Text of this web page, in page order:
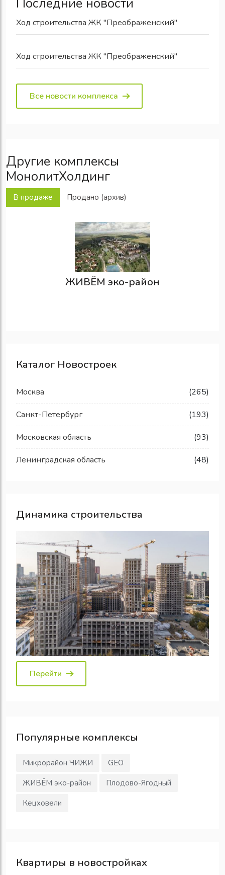
Ход строительства ЖК "Преображенский"
Ход строительства ЖК "Преображенский"
Все новости комплекса
Другие комплексы
МонолитХолдинг
В продаже Продано (архив)
ЖИВЁМ эко-район
Каталог Новостроек
Москва (265)
Санкт-Петербург (193)
Московская область (93)
Ленинградская область (48)
Динамика строительства
Перейти
Популярные комплексы
Микрорайон ЧИЖИ
GEO
ЖИВЁМ эко-район
Плодово-Ягодный
Кецховели
Квартиры в новостройках